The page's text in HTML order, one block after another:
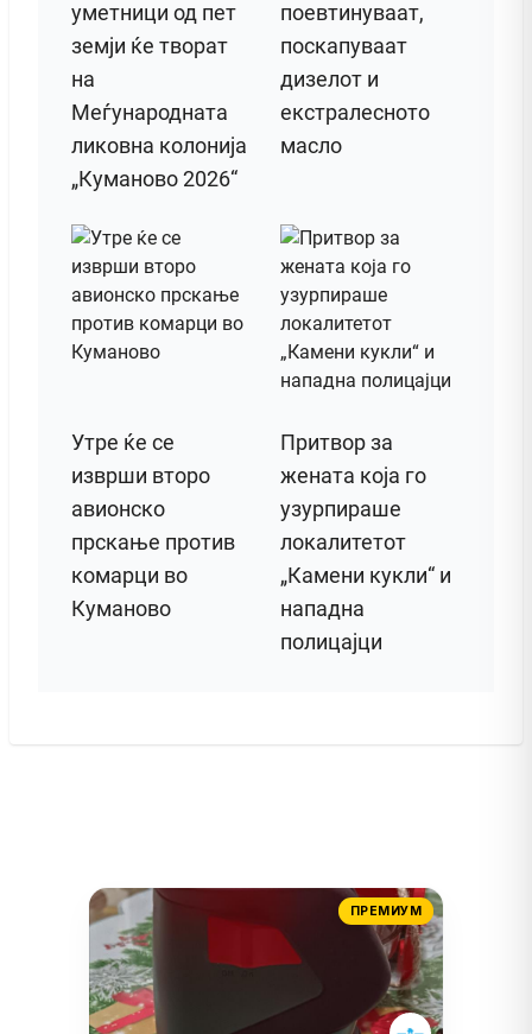
уметници од пет
земји ќе творат
на
Меѓународната
ликовна колонија
„Куманово 2026“
поевтинуваат,
поскапуваат
дизелот и
екстралесното
масло
Утре ќе се
изврши второ
авионско
прскање против
комарци во
Куманово
Притвор за
жената која го
узурпираше
локалитетот
„Камени кукли“ и
нападна
полицајци
ПРЕМИУМ